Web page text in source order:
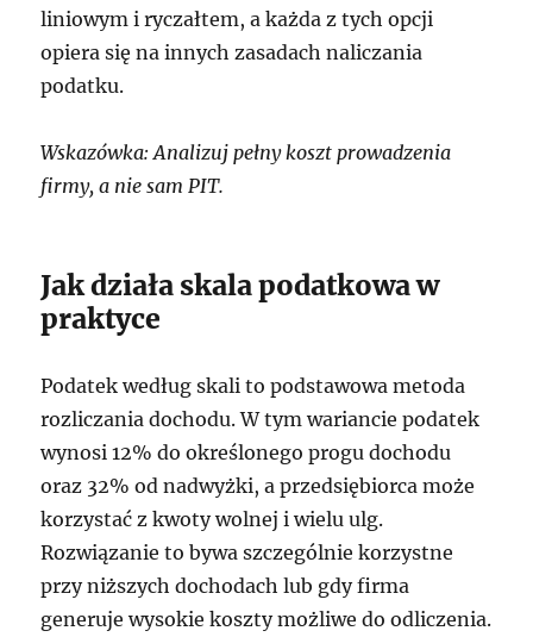
liniowym i ryczałtem, a każda z tych opcji
opiera się na innych zasadach naliczania
podatku.
Wskazówka: Analizuj pełny koszt prowadzenia
firmy, a nie sam PIT.
Jak działa skala podatkowa w
praktyce
Podatek według skali to podstawowa metoda
rozliczania dochodu. W tym wariancie podatek
wynosi 12% do określonego progu dochodu
oraz 32% od nadwyżki, a przedsiębiorca może
korzystać z kwoty wolnej i wielu ulg.
Rozwiązanie to bywa szczególnie korzystne
przy niższych dochodach lub gdy firma
generuje wysokie koszty możliwe do odliczenia.